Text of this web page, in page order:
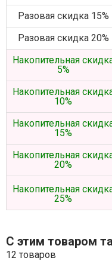
Разовая скидка 15%
Разовая скидка 20%
Накопительная
5%
Накопительная
10%
Накопительная
15%
Накопительная
20%
Накопительная
25%
С этим товаром
12 товаров